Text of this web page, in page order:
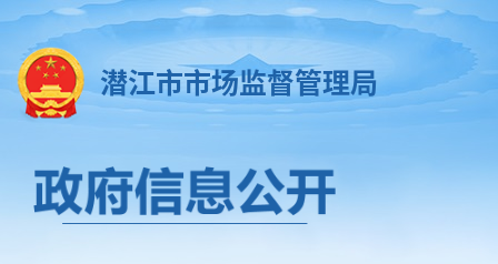
潜江市市场监督管理局